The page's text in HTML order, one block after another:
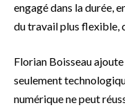
engagé dans la durée,
du travail plus flexible,
Florian Boisseau ajoute
seulement
numérique ne peut